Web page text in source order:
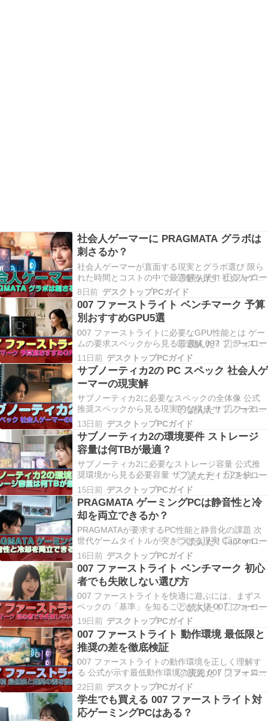
社会人ゲーマーに PRAGMATA グラボは
刺さるか？
社会人ゲーマーが直面する現実とグラボ選び 限ら
れた時間とコストの中で最適解を探す 社会人ゲー
マーにとって、グラフィックボード選びは単なる
スペック比較では終わりません。 仕事終わりの数
時間、週末の限られた時間を最高のゲーム体験に
充てたいという思いと、住宅ローンや家族との時
間、将来へ…
8日前 デスクトップPCガイド
007 ファーストライト ベンチマーク 予算
別おすすめGPU5選
007 ファーストライトに必要なGPU性能とは ゲー
ムの要求スペックから見る最適解 007 ファースト
ライトは最新のスパイアクションゲームとして、
グラフィック品質が非常に高く設定されていま
す。 推奨環境ではフルHD解像度60fpsを安定させ
るために、ミドルレンジ以上のGPUが必須…
11日前 デスクトップPCガイド
サブノーティカ2の PC スペック 社会人ゲ
ーマーの現実解
サブノーティカ2に必要なスペックの全体像 公式
推奨スペックから見る現実的な構成 サブノーティ
カ2を快適にプレイするには、GeForce
RTX5060Ti以上のグラフィックボードとCore Ultra
7 265KまたはRyzen 7 9700Xクラスのプロセッサ
が必要です。 前…
13日前 デスクトップPCガイド
サブノーティカ2の環境要件 ストレージ
容量は何TBが最適？
サブノーティカ2に必要なストレージ容量 公式推
奨環境から見る必要容量 サブノーティカ2を快適
にプレイするには、ストレージ容量として最低で
も1TBを確保し、理想的には2TBを選択するのが正
解です。 公式の最低要件では約80GBのインスト
ール容量が指定されていますが、実際のゲームプ
レ…
15日前 デスクトップPCガイド
PRAGMATA ゲーミングPCは静音性と冷
却を両立できるか？
PRAGMATAが要求するPC性能と静音化の課題 次
世代ゲームタイトルが突きつける現実 Capcomが
開発中のPRAGMATAは、2025年のゲーム業界にお
いて最も注目を集めるタイトルの一つとなってい
ます。 SF世界を舞台にした本作は、フォトリアリ
スティックなグラフィックスと広大…
16日前 デスクトップPCガイド
007 ファーストライト ベンチマーク 初心
者でも失敗しない選び方
007 ファーストライトを快適に遊ぶには、まずス
ペックの「基準」を知ることが大切 007 ファース
トライトとはどんなゲームか 「007 ファーストラ
イト」は、あのジェームズ・ボンドの若き日を描
いたアクションアドベンチャーで、IO Interactive
が開発を手がけた注目タイトル…
19日前 デスクトップPCガイド
007 ファーストライト 動作環境 最低限と
推奨の差を徹底検証
007 ファーストライトの動作環境を正しく理解す
る 公式が示す最低動作環境の実態 007 ファースト
ライトの最低動作環境は、ゲームが起動して動作
する最低ラインを示したものです。 公式が提示し
ている最低スペックでプレイした場合、1080p解
像度で30fps前後の動作が期待できますが…
22日前 デスクトップPCガイド
学生でも買える 007 ファーストライト対
応ゲーミングPCはある？